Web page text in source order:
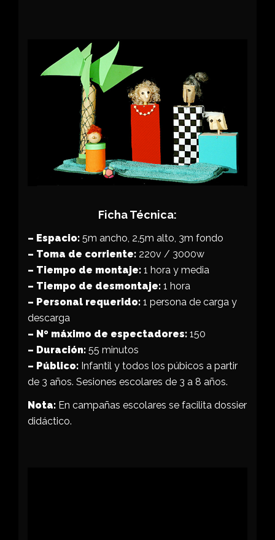
Ficha Técnica:
– Espacio: 5m ancho, 2,5m alto, 3m fondo
– Toma de corriente: 220v / 3000w
– Tiempo de montaje: 1 hora y media
– Tiempo de desmontaje: 1 hora
– Personal requerido: 1 persona de carga y
descarga
– Nº máximo de espectadores: 150
– Duración: 55 minutos
– Público: Infantil y todos los púbicos a partir
de 3 años. Sesiones escolares de 3 a 8 años.
Nota: En campañas escolares se facilita dossier
didáctico.